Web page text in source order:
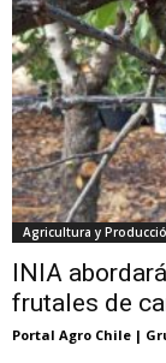
Agricultura y
INIA
frutales de
Portal Agro Chile |